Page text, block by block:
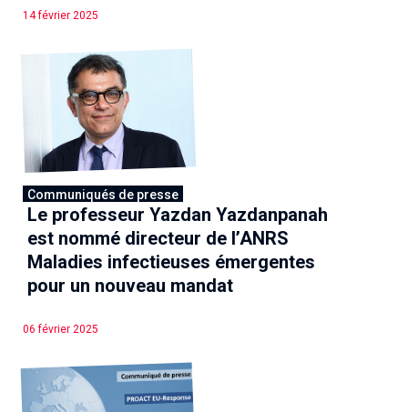
14 février 2025
Communiqués de presse
Le professeur Yazdan Yazdanpanah
est nommé directeur de l’ANRS
Maladies infectieuses émergentes
pour un nouveau mandat
06 février 2025